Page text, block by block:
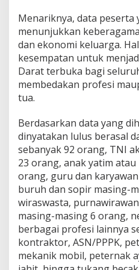
Menariknya, data peserta
menunjukkan
dan ekonomi keluarga.
kesempatan untuk
Darat terbuka bagi
membedakan profesi
tua.
Berdasarkan data yang
dinyatakan lulus berasal
sebanyak 92 orang, TNI
23 orang, anak yatim
orang, guru dan
buruh dan sopir masing-
wiraswasta,
masing-masing 6 orang,
berbagai profesi lainnya
kontraktor, ASN/PPPK,
mekanik mobil, peternak